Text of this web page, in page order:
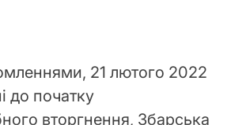
21 лютого 2022
до початку
вторгнення, Збарська